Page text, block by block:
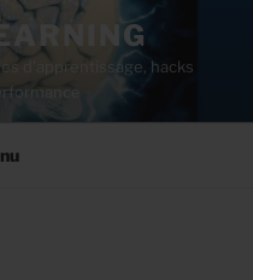
d'apprentissage, hacks